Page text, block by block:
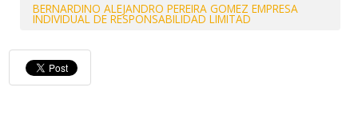
BERNARDINO ALEJANDRO PEREIRA GOMEZ EMPRESA
INDIVIDUAL DE RESPONSABILIDAD LIMITAD